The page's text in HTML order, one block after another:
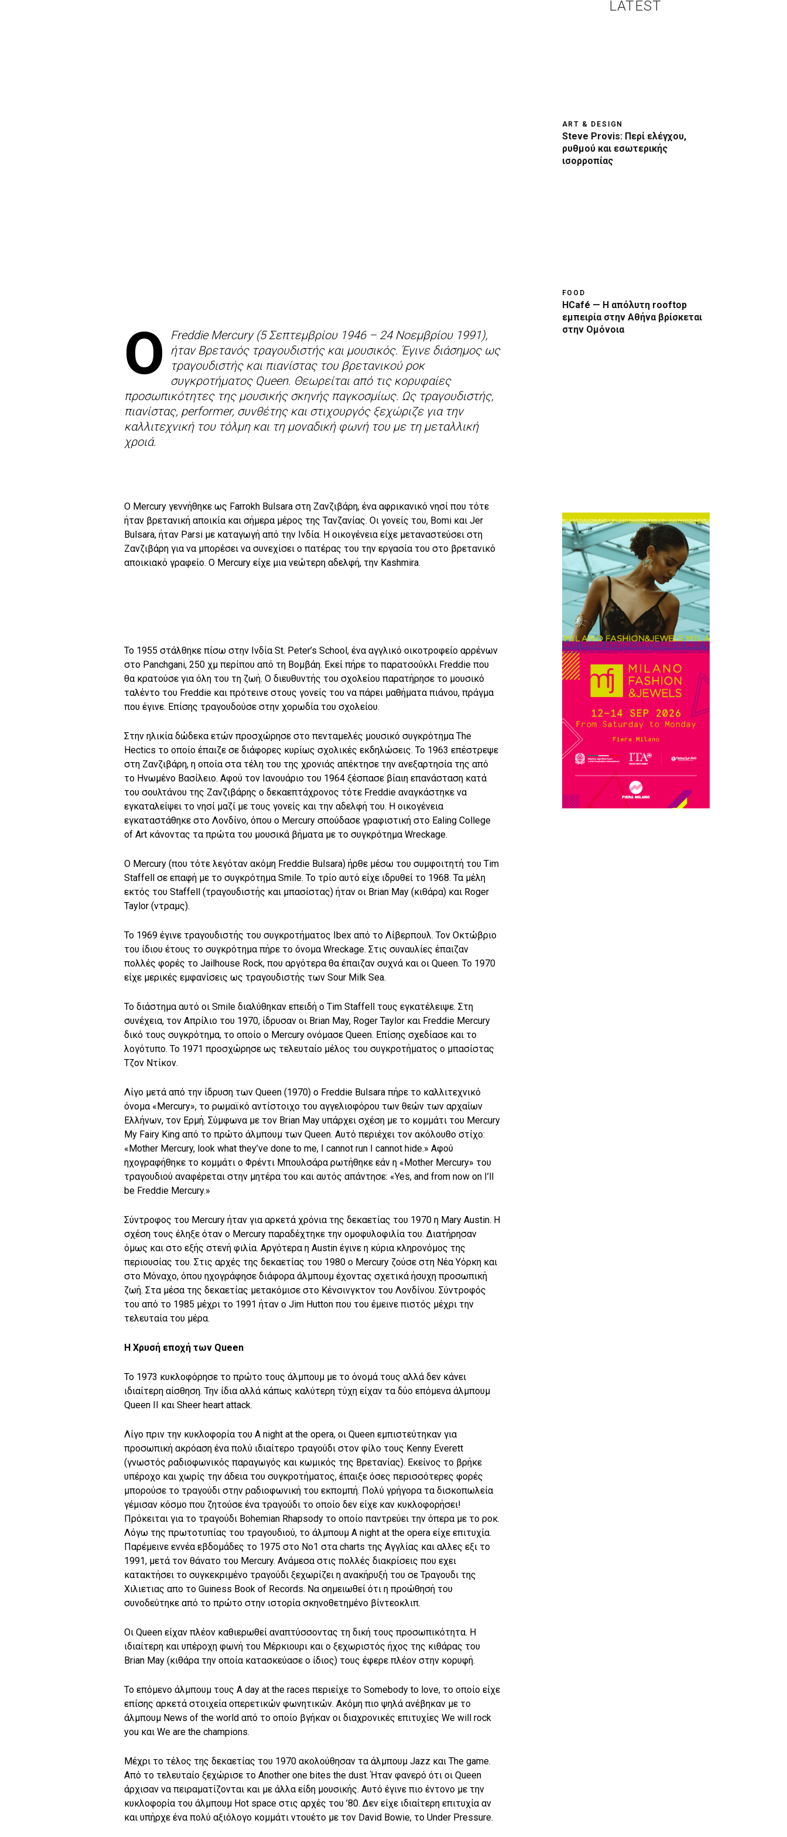
O
Freddie Mercury (5 Σεπτεμβρίου 1946 – 24 Νοεμβρίου 1991),
ήταν Βρετανός τραγουδιστής και μουσικός. Έγινε διάσημος ως
τραγουδιστής και πιανίστας του βρετανικού ροκ
συγκροτήματος Queen. Θεωρείται από τις κορυφαίες
προσωπικότητες της μουσικής σκηνής παγκοσμίως. Ως τραγουδιστής,
πιανίστας, performer, συνθέτης και στιχουργός ξεχώριζε για την
καλλιτεχνική του τόλμη και τη μοναδική φωνή του με τη μεταλλική
χροιά.
Ο Mercury γεννήθηκε ως Farrokh Bulsara στη Ζανζιβάρη, ένα αφρικανικό νησί που τότε
ήταν βρετανική αποικία και σήμερα μέρος της Τανζανίας. Οι γονείς του, Bomi και Jer
Bulsara, ήταν Parsi με καταγωγή από την Ινδία. Η οικογένεια είχε μεταναστεύσει στη
Ζανζιβάρη για να μπορέσει να συνεχίσει ο πατέρας του την εργασία του στο βρετανικό
αποικιακό γραφείο. Ο Mercury είχε μια νεώτερη αδελφή, την Kashmira.
Το 1955 στάλθηκε πίσω στην Ινδία St. Peter’s School, ένα αγγλικό οικοτροφείο αρρένων
στο Panchgani, 250 χμ περίπου από τη Βομβάη. Εκεί πήρε το παρατσούκλι Freddie που
θα κρατούσε για όλη του τη ζωή. Ο διευθυντής του σχολείου παρατήρησε το μουσικό
ταλέντο του Freddie και πρότεινε στους γονείς του να πάρει μαθήματα πιάνου, πράγμα
που έγινε. Επίσης τραγουδούσε στην χορωδία του σχολείου.
Στην ηλικία δώδεκα ετών προσχώρησε στο πενταμελές μουσικό συγκρότημα The
Hectics το οποίο έπαιζε σε διάφορες κυρίως σχολικές εκδηλώσεις. Το 1963 επέστρεψε
στη Ζανζιβάρη, η οποία στα τέλη του της χρονιάς απέκτησε την ανεξαρτησία της από
το Ηνωμένο Βασίλειο. Αφού τον Ιανουάριο του 1964 ξέσπασε βίαιη επανάσταση κατά
του σουλτάνου της Ζανζιβάρης ο δεκαεπτάχρονος τότε Freddie αναγκάστηκε να
εγκαταλείψει το νησί μαζί με τους γονείς και την αδελφή του. Η οικογένεια
εγκαταστάθηκε στο Λονδίνο, όπου ο Mercury σπούδασε γραφιστική στο Ealing College
of Art κάνοντας τα πρώτα του μουσικά βήματα με το συγκρότημα Wreckage.
Ο Mercury (που τότε λεγόταν ακόμη Freddie Bulsara) ήρθε μέσω του συμφοιτητή του Tim
Staffell σε επαφή με το συγκρότημα Smile. Το τρίο αυτό είχε ιδρυθεί το 1968. Τα μέλη
εκτός του Staffell (τραγουδιστής και μπασίστας) ήταν οι Brian May (κιθάρα) και Roger
Taylor (ντραμς).
Το 1969 έγινε τραγουδιστής του συγκροτήματος Ibex από το Λίβερπουλ. Τον Οκτώβριο
του ίδιου έτους το συγκρότημα πήρε το όνομα Wreckage. Στις συναυλίες έπαιζαν
πολλές φορές το Jailhouse Rock, που αργότερα θα έπαιζαν συχνά και οι Queen. Το 1970
είχε μερικές εμφανίσεις ως τραγουδιστής των Sour Milk Sea.
Το διάστημα αυτό οι Smile διαλύθηκαν επειδή ο Tim Staffell τους εγκατέλειψε. Στη
συνέχεια, τον Απρίλιο του 1970, ίδρυσαν οι Brian May, Roger Taylor και Freddie Mercury
δικό τους συγκρότημα, το οποίο ο Mercury ονόμασε Queen. Επίσης σχεδίασε και το
λογότυπο. Το 1971 προσχώρησε ως τελευταίο μέλος του συγκροτήματος ο μπασίστας
Τζον Ντίκον.
Λίγο μετά από την ίδρυση των Queen (1970) ο Freddie Bulsara πήρε το καλλιτεχνικό
όνομα «Mercury», το ρωμαϊκό αντίστοιχο του αγγελιοφόρου των θεών των αρχαίων
Ελλήνων, τον Ερμή. Σύμφωνα με τον Brian May υπάρχει σχέση με το κομμάτι του Mercury
My Fairy King από το πρώτο άλμπουμ των Queen. Αυτό περιέχει τον ακόλουθο στίχο:
«Mother Mercury, look what they’ve done to me, I cannot run I cannot hide.» Αφού
ηχογραφήθηκε το κομμάτι ο Φρέντι Μπουλσάρα ρωτήθηκε εάν η «Mother Mercury» του
τραγουδιού αναφέρεται στην μητέρα του και αυτός απάντησε: «Yes, and from now on I’ll
be Freddie Mercury.»
Σύντροφος του Mercury ήταν για αρκετά χρόνια της δεκαετίας του 1970 η Mary Austin. Η
σχέση τους έληξε όταν ο Mercury παραδέχτηκε την ομοφυλοφιλία του. Διατήρησαν
όμως και στο εξής στενή φιλία. Αργότερα η Austin έγινε η κύρια κληρονόμος της
περιουσίας του. Στις αρχές της δεκαετίας του 1980 ο Mercury ζούσε στη Νέα Υόρκη και
στο Μόναχο, όπου ηχογράφησε διάφορα άλμπουμ έχοντας σχετικά ήσυχη προσωπική
ζωή. Στα μέσα της δεκαετίας μετακόμισε στο Κένσινγκτον του Λονδίνου. Σύντροφός
του από το 1985 μέχρι το 1991 ήταν ο Jim Hutton που του έμεινε πιστός μέχρι την
τελευταία του μέρα.
Η Χρυσή εποχή των Queen
To 1973 κυκλοφόρησε το πρώτο τους άλμπουμ με το όνομά τους αλλά δεν κάνει
ιδιαίτερη αίσθηση. Την ίδια αλλά κάπως καλύτερη τύχη είχαν τα δύο επόμενα άλμπουμ
Queen II και Sheer heart attack.
Λίγο πριν την κυκλοφορία του A night at the opera, οι Queen εμπιστεύτηκαν για
προσωπική ακρόαση ένα πολύ ιδιαίτερο τραγούδι στον φίλο τους Kenny Everett
(γνωστός ραδιοφωνικός παραγωγός και κωμικός της Βρετανίας). Εκείνος το βρήκε
υπέροχο και χωρίς την άδεια του συγκροτήματος, έπαιξε όσες περισσότερες φορές
μπορούσε το τραγούδι στην ραδιοφωνική του εκπομπή. Πολύ γρήγορα τα δισκοπωλεία
γέμισαν κόσμο που ζητούσε ένα τραγούδι το οποίο δεν είχε καν κυκλοφορήσει!
Πρόκειται για το τραγούδι Bohemian Rhapsody το οποίο παντρεύει την όπερα με το ροκ.
Λόγω της πρωτοτυπίας του τραγουδιού, το άλμπουμ A night at the opera είχε επιτυχία.
Παρέμεινε εννέα εβδομάδες το 1975 στο Νο1 στα charts της Αγγλίας και αλλες εξι το
1991, μετά τον θάνατο του Mercury. Ανάμεσα στις πολλές διακρίσεις που εχει
κατακτήσει το συγκεκριμένο τραγούδι ξεχωρίζει η ανακήρυξή του σε Τραγουδι της
Χιλιετιας απο το Guiness Book of Records. Να σημειωθεί ότι η προώθησή του
συνοδεύτηκε από το πρώτο στην ιστορία σκηνοθετημένο βίντεοκλιπ.
Οι Queen είχαν πλέον καθιερωθεί αναπτύσσοντας τη δική τους προσωπικότητα. Η
ιδιαίτερη και υπέροχη φωνή του Μέρκιουρι και ο ξεχωριστός ήχος της κιθάρας του
Brian May (κιθάρα την οποία κατασκεύασε ο ίδιος) τους έφερε πλέον στην κορυφή.
Το επόμενο άλμπουμ τους A day at the races περιείχε το Somebody to love, το οποίο είχε
επίσης αρκετά στοιχεία οπερετικών φωνητικών. Ακόμη πιο ψηλά ανέβηκαν με το
άλμπουμ News of the world από το οποίο βγήκαν οι διαχρονικές επιτυχίες We will rock
you και We are the champions.
Μέχρι το τέλος της δεκαετίας του 1970 ακολούθησαν τα άλμπουμ Jazz και The game.
Από το τελευταίο ξεχώρισε το Another one bites the dust. Ήταν φανερό ότι οι Queen
άρχισαν να πειραματίζονται και με άλλα είδη μουσικής. Αυτό έγινε πιο έντονο με την
κυκλοφορία του άλμπουμ Hot space στις αρχές του ’80. Δεν είχε ιδιαίτερη επιτυχία αν
και υπήρχε ένα πολύ αξιόλογο κομμάτι ντουέτο με τον David Bowie, το Under Pressure.
LATEST
ART & DESIGN
Steve Provis: Περί ελέγχου,
ρυθμού και εσωτερικής
ισορροπίας
FOOD
HCafé — Η απόλυτη rooftop
εμπειρία στην Αθήνα βρίσκεται
στην Ομόνοια